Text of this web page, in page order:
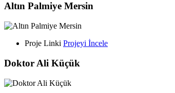
Altın Palmiye Mersin
Proje Linki Projeyi İncele
Doktor Ali Küçük